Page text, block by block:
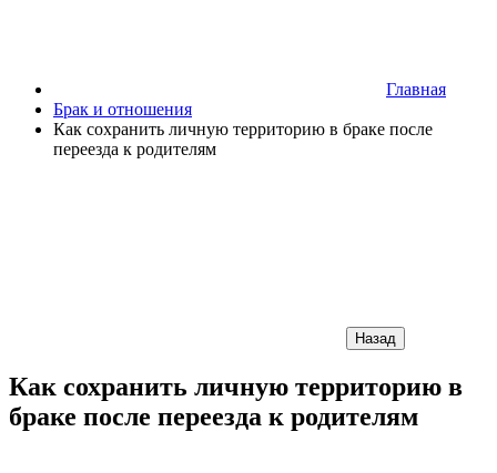
Главная
Брак и отношения
Как сохранить личную территорию в браке после
переезда к родителям
Назад
Как сохранить личную территорию в
браке после переезда к родителям